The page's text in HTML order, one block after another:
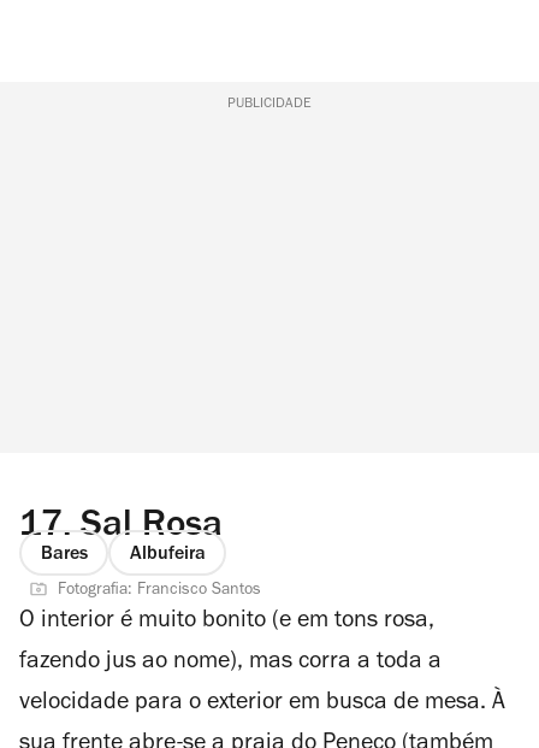
PUBLICIDADE
17. Sal Rosa
Bares Albufeira
Fotografia: Francisco Santos
O interior é muito bonito (e em tons rosa,
fazendo jus ao nome), mas corra a toda a
velocidade para o exterior em busca de mesa. À